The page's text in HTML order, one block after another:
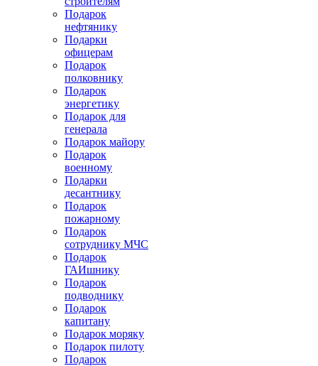
Подарок
нефтянику
Подарки
офицерам
Подарок
полковнику
Подарок
энергетику
Подарок для
генерала
Подарок майору
Подарок
военному
Подарки
десантнику
Подарок
пожарному
Подарок
сотруднику МЧС
Подарок
ГАИшнику
Подарок
подводнику
Подарок
капитану
Подарок моряку
Подарок пилоту
Подарок